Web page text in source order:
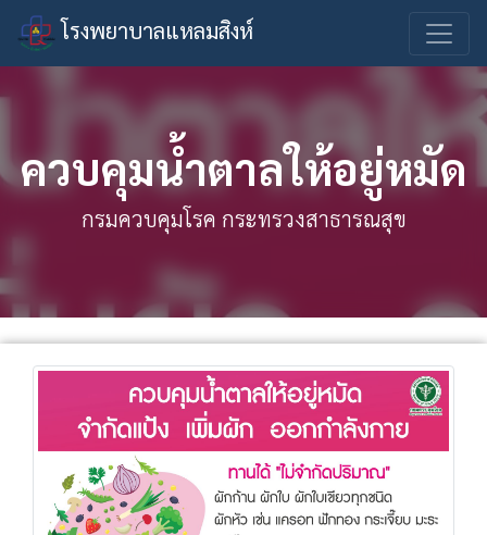
โรงพยาบาลแหลมสิงห์
ควบคุมน้ำตาลให้อยู่หมัด
กรมควบคุมโรค กระทรวงสาธารณสุข